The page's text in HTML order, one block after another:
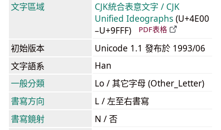
文字區域
CJK統合表意文字 / CJK
Unified Ideographs (U+4E00
–U+9FFF)
PDF表格
初始版本
Unicode 1.1 發布於 1993/06
文字語系
Han
一般分類
Lo / 其它字母 (Other_Letter)
書寫方向
L / 左至右書寫
書寫鏡射
N / 否